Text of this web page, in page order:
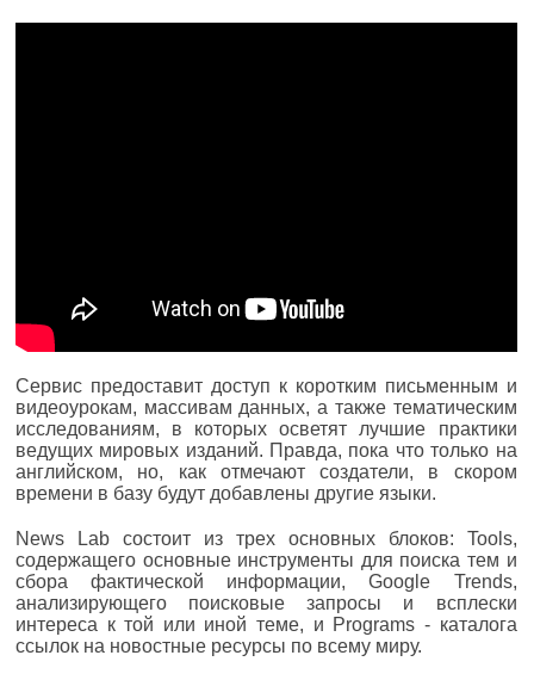
Сервис предоставит доступ к коротким письменным и
видеоурокам, массивам данных, а также тематическим
исследованиям, в которых осветят лучшие практики
ведущих мировых изданий. Правда, пока что только на
английском, но, как отмечают создатели, в скором
времени в базу будут добавлены другие языки.
News Lab состоит из трех основных блоков: Tools,
содержащего основные инструменты для поиска тем и
сбора фактической информации, Google Trends,
анализирующего поисковые запросы и всплески
интереса к той или иной теме, и Programs - каталога
ссылок на новостные ресурсы по всему миру.